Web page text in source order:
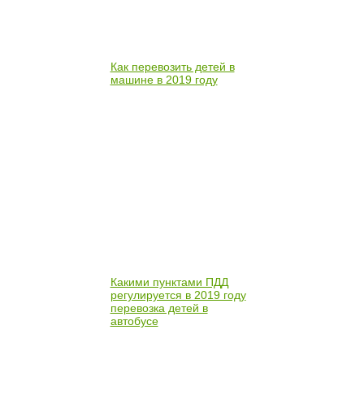
Как перевозить детей в
машине в 2019 году
Какими пунктами ПДД
регулируется в 2019 году
перевозка детей в
автобусе